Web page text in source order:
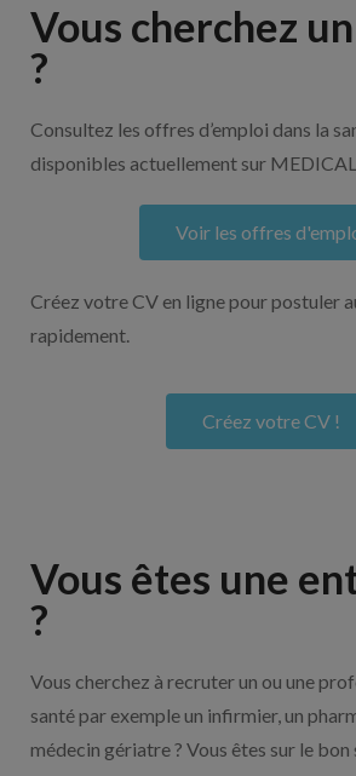
Vous cherchez
?
Consultez les offres d’emploi dans la
disponibles actuellement sur
Voir les offres
Créez votre CV en ligne pour postuler
rapidement.
Créez votre CV !
Vous êtes une
?
Vous cherchez à recruter un ou une
santé par exemple un infirmier, un
médecin gériatre ? Vous êtes sur le